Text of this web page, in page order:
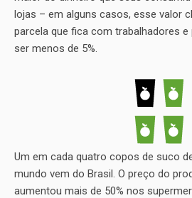
lojas – em alguns casos, esse valor
parcela que fica com trabalhadores
ser menos de 5%.
Um em cada quatro copos de suco
mundo vem do Brasil. O preço do
aumentou mais de 50% nos